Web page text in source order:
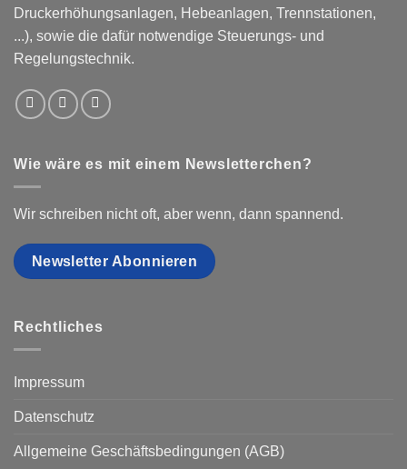
Druckerhöhungsanlagen, Hebeanlagen, Trennstationen,
...), sowie die dafür notwendige Steuerungs- und
Regelungstechnik.
Wie wäre es mit einem Newsletterchen?
Wir schreiben nicht oft, aber wenn, dann spannend.
Newsletter Abonnieren
Rechtliches
Impressum
Datenschutz
Allgemeine Geschäftsbedingungen (AGB)